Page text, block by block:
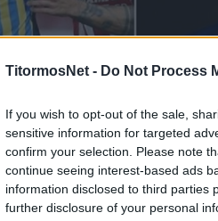
TitormosNet - Do Not Process
If you wish to opt-out of the sale,
sensitive information for targeted
confirm your selection. Please note
continue seeing interest-based ads
information disclosed to third parties
further disclosure of your personal
ώρες η
έγινε ο